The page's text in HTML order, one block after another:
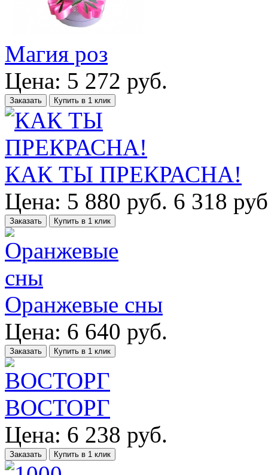
Магия роз
Цена: 5 272 руб.
Заказать Купить в 1 клик
КАК ТЫ ПРЕКРАСНА!
Цена: 5 880 руб. 6 318
Заказать Купить в 1 клик
Оранжевые сны
Цена: 6 640 руб.
Заказать Купить в 1 клик
ВОСТОРГ
Цена: 6 238 руб.
Заказать Купить в 1 клик